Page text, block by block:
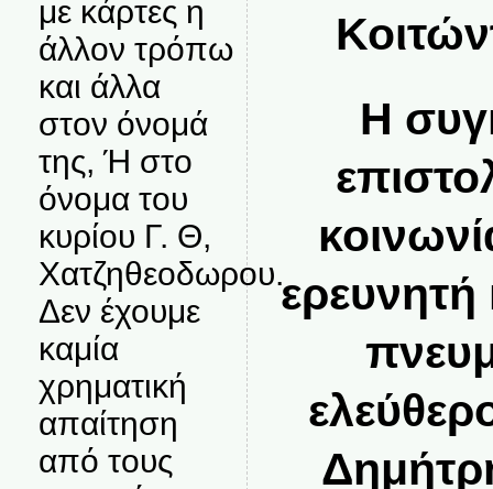
με κάρτες η
άλλον τρόπω
και άλλα
στον όνομά
της, Ή στο
όνομα του
κυρίου Γ. Θ,
Χατζηθεοδωρου.
Δεν έχουμε
καμία
χρηματική
απαίτηση
από τους
Η